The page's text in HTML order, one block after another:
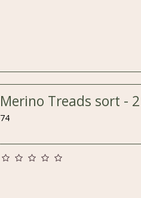
Merino Treads sort -
74